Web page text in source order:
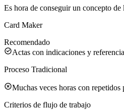
Es hora de conseguir un concepto
Card Maker
Recomendado
Actas con indicaciones y
Proceso Tradicional
Muchas veces horas con repetidos
Criterios de flujo de trabajo